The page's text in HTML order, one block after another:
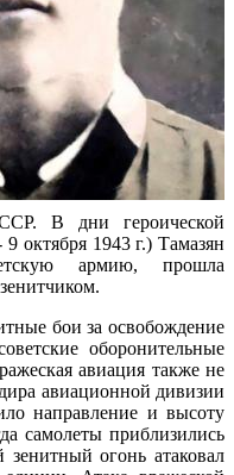
В дни героической
октября 1943 г.) Тамазян
армию, прошла
бои за освобождение
оборонительные
авиация также не
авиационной дивизии
направление и высоту
самолеты приблизились
огонь атаковал